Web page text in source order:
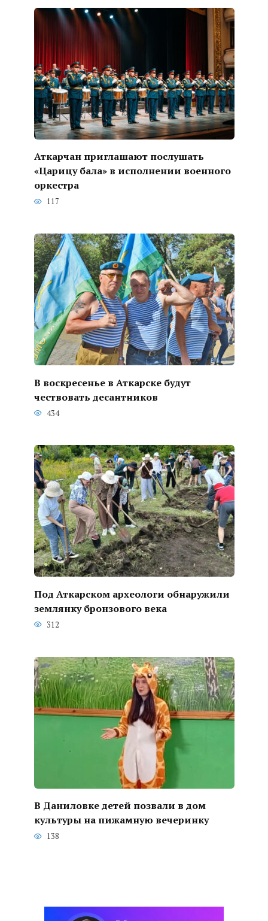
Аткарчан приглашают послушать
«Царицу бала» в исполнении военного
оркестра
117
В воскресенье в Аткарске будут
чествовать десантников
434
Под Аткарском археологи обнаружили
землянку бронзового века
312
В Даниловке детей позвали в дом
культуры на пижамную вечеринку
138